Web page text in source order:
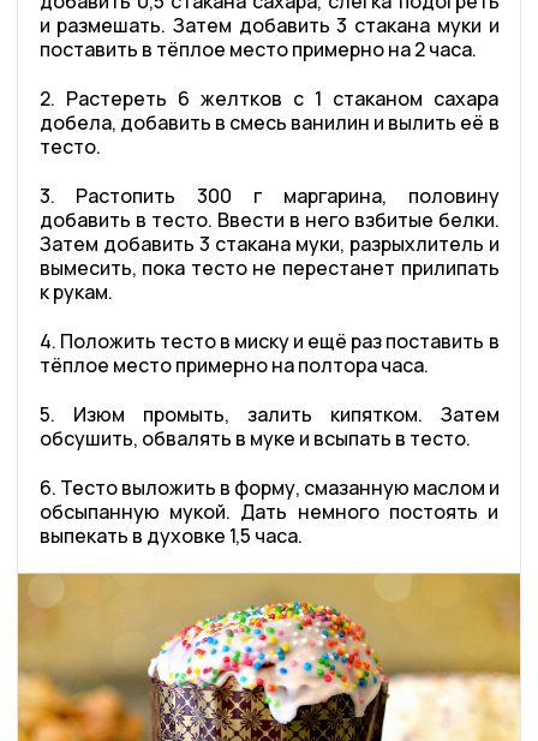
и размешать. Затем добавить 3 стакана муки и
поставить в тёплое место примерно на 2 часа.
2. Растереть 6 желтков с 1 стаканом сахара
добела, добавить в смесь ванилин и вылить её в
тесто.
3. Растопить 300 г маргарина, половину
добавить в тесто. Ввести в него взбитые белки.
Затем добавить 3 стакана муки, разрыхлитель и
вымесить, пока тесто не перестанет прилипать
к рукам.
4. Положить тесто в миску и ещё раз поставить в
тёплое место примерно на полтора часа.
5. Изюм промыть, залить кипятком. Затем
обсушить, обвалять в муке и всыпать в тесто.
6. Тесто выложить в форму, смазанную маслом и
обсыпанную мукой. Дать немного постоять и
выпекать в духовке 1,5 часа.